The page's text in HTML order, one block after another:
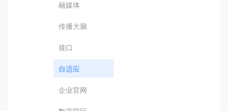
融媒体
传播大脑
接口
自适应
企业官网